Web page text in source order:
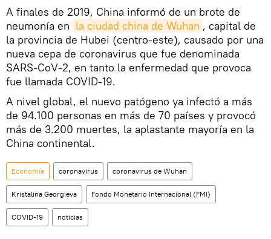
A finales de 2019, China informó de un brote de
neumonía en la ciudad china de Wuhan , capital de
la provincia de Hubei (centro-este), causado por una
nueva cepa de coronavirus que fue denominada
SARS-CoV-2, en tanto la enfermedad que provoca
fue llamada COVID-19.
A nivel global, el nuevo patógeno ya infectó a más
de 94.100 personas en más de 70 países y provocó
más de 3.200 muertes, la aplastante mayoría en la
China continental.
Economía coronavirus coronavirus de Wuhan
Kristalina Georgieva Fondo Monetario Internacional (FMI)
COVID-19 noticias